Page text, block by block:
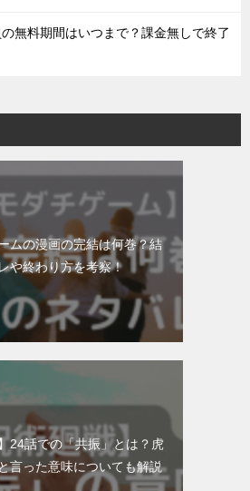
無料期間はいつまで？課金無しで終了
ムの漫画の完結は何巻？結
や終わり方を考察！
24話での「共振」とは？虎
言った意味についても解説